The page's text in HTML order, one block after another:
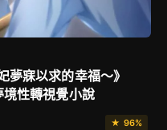
夢寐以求的幸福～》
性轉視覺小說
★ 96%